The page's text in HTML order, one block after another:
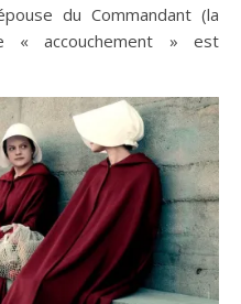
du Commandant (la
« accouchement » est